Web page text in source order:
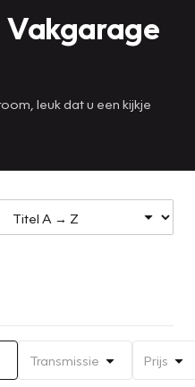
leuk dat u een kijkje
Transmissie Prijs